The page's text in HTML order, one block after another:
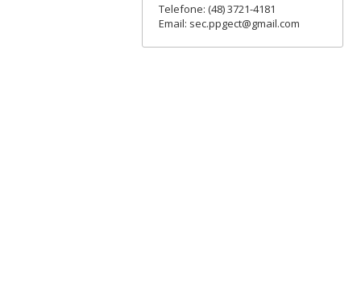
Telefone: (48) 3721-4181
Email: sec.ppgect@gmail.com